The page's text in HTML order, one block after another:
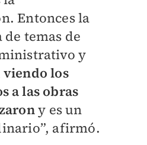
Entonces la
temas de
y
viendo los
a las obras
y es un
afirmó.